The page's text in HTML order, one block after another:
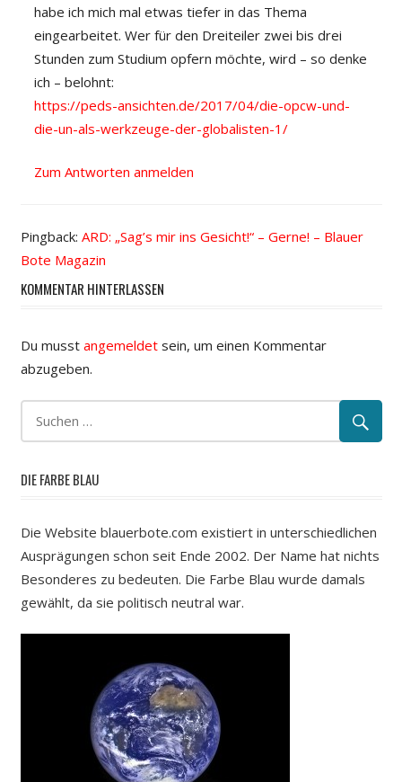
habe ich mich mal etwas tiefer in das Thema
eingearbeitet. Wer für den Dreiteiler zwei bis drei
Stunden zum Studium opfern möchte, wird – so denke
ich – belohnt:
https://peds-ansichten.de/2017/04/die-opcw-und-
die-un-als-werkzeuge-der-globalisten-1/
Zum Antworten anmelden
Pingback: ARD: „Sag’s mir ins Gesicht!“ – Gerne! – Blauer
Bote Magazin
KOMMENTAR HINTERLASSEN
Du musst angemeldetsein, um einen Kommentar
abzugeben.
DIE FARBE BLAU
Die Website blauerbote.com existiert in unterschiedlichen
Ausprägungen schon seit Ende 2002. Der Name hat nichts
Besonderes zu bedeuten. Die Farbe Blau wurde damals
gewählt, da sie politisch neutral war.